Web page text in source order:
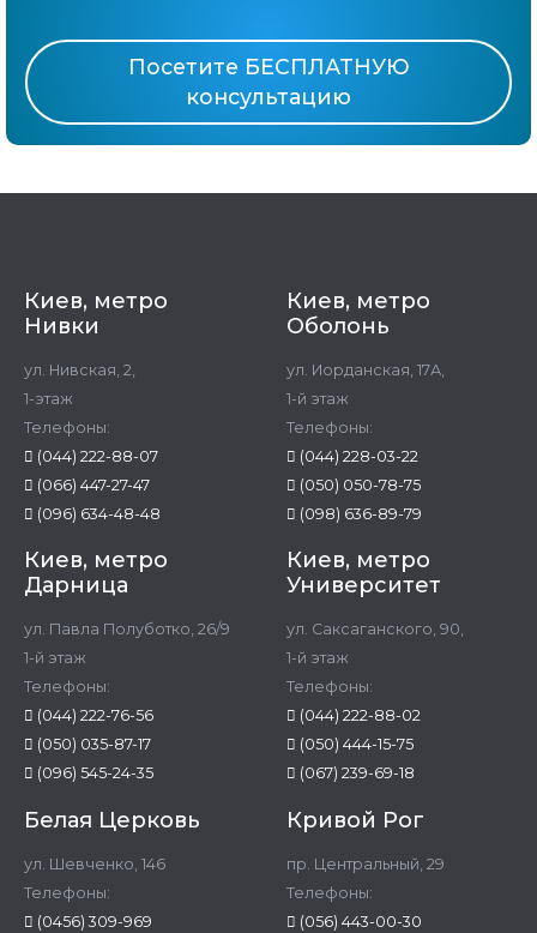
Посетите БЕСПЛАТНУЮ
консультацию
Киев, метро
Нивки
ул. Нивская, 2,
1-этаж
Телефоны:
(044) 222-88-07
(066) 447-27-47
(096) 634-48-48
Киев, метро
Оболонь
ул. Иорданская, 17А,
1-й этаж
Телефоны:
(044) 228-03-22
(050) 050-78-75
(098) 636-89-79
Киев, метро
Дарница
ул. Павла Полуботко, 26/9
1-й этаж
Телефоны:
(044) 222-76-56
(050) 035-87-17
(096) 545-24-35
Киев, метро
Университет
ул. Саксаганского, 90,
1-й этаж
Телефоны:
(044) 222-88-02
(050) 444-15-75
(067) 239-69-18
Белая Церковь
ул. Шевченко, 146
Телефоны:
(0456) 309-969
Кривой Рог
пр. Центральный, 29
Телефоны:
(056) 443-00-30